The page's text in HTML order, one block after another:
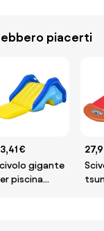
piacerti
€
gigante
piscina